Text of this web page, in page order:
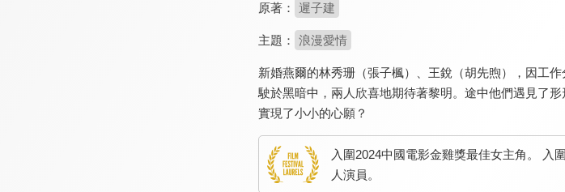
原著： 遲子建
主題： 浪漫愛情
新婚燕爾的林秀珊（張子楓）、王銳（胡先煦），因工
駛於黑暗中，兩人欣喜地期待著黎明。途中他們遇見了
實現了小小的心願？
入圍2024中國電影金雞獎最佳女主角。 入
人演員。